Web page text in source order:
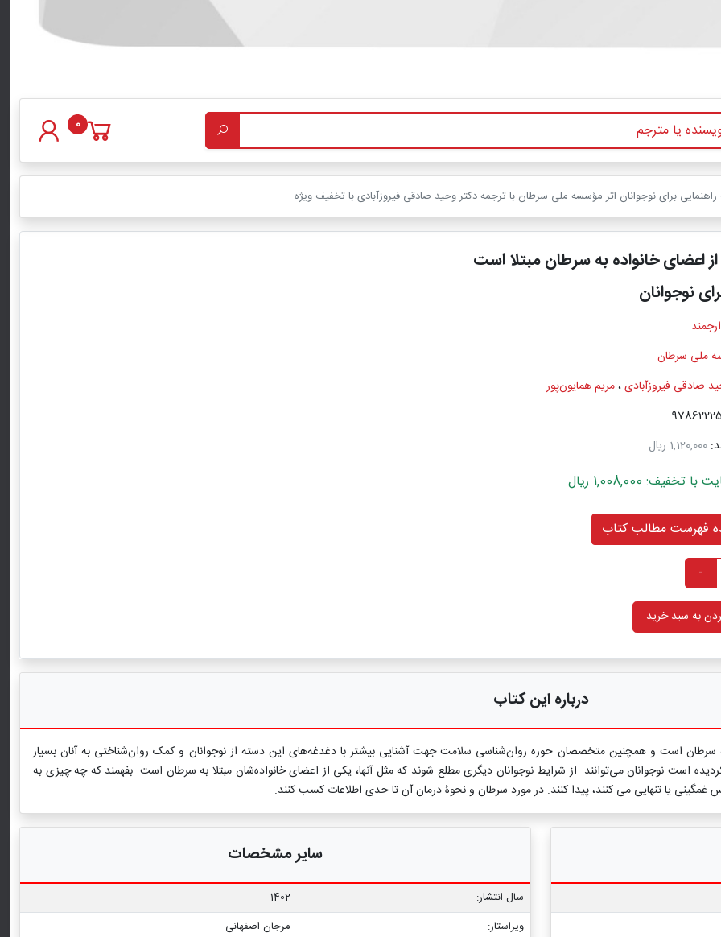
0
برای نوجوانان اثر مؤسسه ملی سرطان با ترجمه دکتر وحید صادقی فیروزآبادی با تخفیف ویژه
اعضای خانواده به سرطان مبتلا است
نوجوانان
ملی سرطان
صادقی فیروزآبادی،مریم همایون‌پور
1,120,000 ریال
1,008,000 ریال
فهرست مطالب کتاب
-
به سبد خرید
درباره این کتاب
به سرطان است و همچنین متخصصان حوزه روان‌شناسی سلامت جهت آشنایی بیشتر با دغدغه‌های این دسته از نوجوانان و کمک روان‌شناختی به آنان بسیار
است نوجوانان می‌توانند: از شرایط نوجوانان دیگری مطلع شوند که مثل آنها، یکی از اعضای خانواده‌شان مبتلا به سرطان است. بفهمند که چه چیزی به
یا تنهایی می کنند، پیدا کنند. در مورد سرطان و نحوۀ درمان آن تا حدی اطلاعات کسب کنند.
سایر مشخصات
سال انتشار:
1402
ویراستار:
مرجان اصفهانی